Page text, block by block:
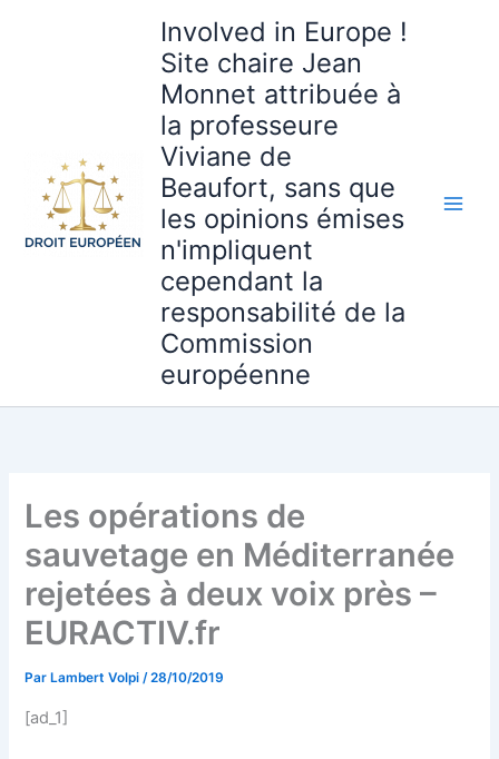
Involved in Europe !
Site chaire Jean
Monnet attribuée à
la professeure
Viviane de
Beaufort, sans que
les opinions émises
n'impliquent
cependant la
responsabilité de la
Commission
européenne
Les opérations de
sauvetage en Méditerranée
rejetées à deux voix près –
EURACTIV.fr
Par Lambert Volpi/28/10/2019
[ad_1]